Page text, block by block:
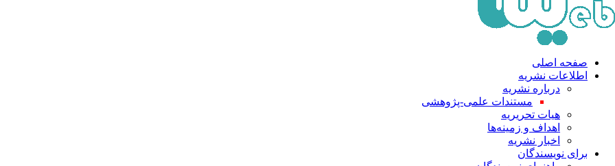
صفحه اصلی
اطلاعات نشریه
درباره نشریه
مستندات علمی-پژوهشی
هیات تحریریه
اهداف و زمینه‌ها
اخبار نشریه
برای نویسندگان